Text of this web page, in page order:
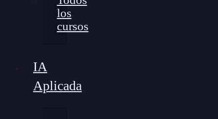
los
cursos
IA
Aplicada